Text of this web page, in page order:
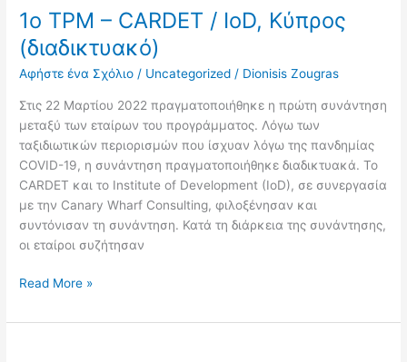
1ο TPM – CARDET / IoD, Κύπρος
(διαδικτυακό)
Αφήστε ένα Σχόλιο / Uncategorized / Dionisis Zougras
Στις 22 Μαρτίου 2022 πραγματοποιήθηκε η πρώτη συνάντηση
μεταξύ των εταίρων του προγράμματος. Λόγω των
ταξιδιωτικών περιορισμών που ίσχυαν λόγω της πανδημίας
COVID-19, η συνάντηση πραγματοποιήθηκε διαδικτυακά. Το
CARDET και το Institute of Development (IoD), σε συνεργασία
με την Canary Wharf Consulting, φιλοξένησαν και
συντόνισαν τη συνάντηση. Κατά τη διάρκεια της συνάντησης,
οι εταίροι συζήτησαν
Read More »